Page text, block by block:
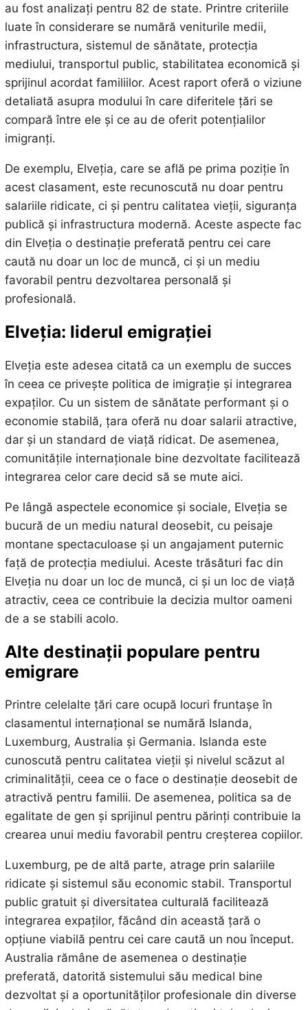
au fost analizați pentru 82 de state. Printre criteriile
luate în considerare se numără veniturile medii,
infrastructura, sistemul de sănătate, protecția
mediului, transportul public, stabilitatea economică și
sprijinul acordat familiilor. Acest raport oferă o viziune
detaliată asupra modului în care diferitele țări se
compară între ele și ce au de oferit potențialilor
imigranți.
De exemplu, Elveția, care se află pe prima poziție în
acest clasament, este recunoscută nu doar pentru
salariile ridicate, ci și pentru calitatea vieții, siguranța
publică și infrastructura modernă. Aceste aspecte fac
din Elveția o destinație preferată pentru cei care
caută nu doar un loc de muncă, ci și un mediu
favorabil pentru dezvoltarea personală și
profesională.
Elveția: liderul emigrației
Elveția este adesea citată ca un exemplu de succes
în ceea ce privește politica de imigrație și integrarea
expaților. Cu un sistem de sănătate performant și o
economie stabilă, țara oferă nu doar salarii atractive,
dar și un standard de viață ridicat. De asemenea,
comunitățile internaționale bine dezvoltate facilitează
integrarea celor care decid să se mute aici.
Pe lângă aspectele economice și sociale, Elveția se
bucură de un mediu natural deosebit, cu peisaje
montane spectaculoase și un angajament puternic
față de protecția mediului. Aceste trăsături fac din
Elveția nu doar un loc de muncă, ci și un loc de viață
atractiv, ceea ce contribuie la decizia multor oameni
de a se stabili acolo.
Alte destinații populare pentru
emigrare
Printre celelalte țări care ocupă locuri fruntașe în
clasamentul internațional se numără Islanda,
Luxemburg, Australia și Germania. Islanda este
cunoscută pentru calitatea vieții și nivelul scăzut al
criminalității, ceea ce o face o destinație deosebit de
atractivă pentru familii. De asemenea, politica sa de
egalitate de gen și sprijinul pentru părinți contribuie la
crearea unui mediu favorabil pentru creșterea copiilor.
Luxemburg, pe de altă parte, atrage prin salariile
ridicate și sistemul său economic stabil. Transportul
public gratuit și diversitatea culturală facilitează
integrarea expaților, făcând din această țară o
opțiune viabilă pentru cei care caută un nou început.
Australia rămâne de asemenea o destinație
preferată, datorită sistemului său medical bine
dezvoltat și a oportunităților profesionale din diverse